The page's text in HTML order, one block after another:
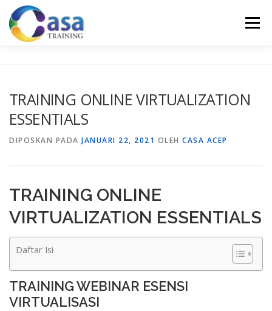
Lompat
konten
Menu
KONTAK KAMI
TRAINING ONLINE VIRTUALIZATION
ESSENTIALS
DIPOSKAN PADA JANUARI 22, 2021 OLEH CASA ACEP
TRAINING ONLINE
VIRTUALIZATION ESSENTIALS
Daftar Isi
TRAINING WEBINAR ESENSI
VIRTUALISASI